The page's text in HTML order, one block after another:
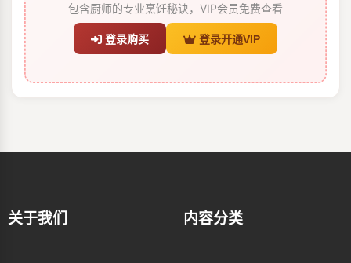
包含厨师的专业烹饪秘诀，VIP会员免费查看
登录购买 登录开通VIP
关于我们 内容分类